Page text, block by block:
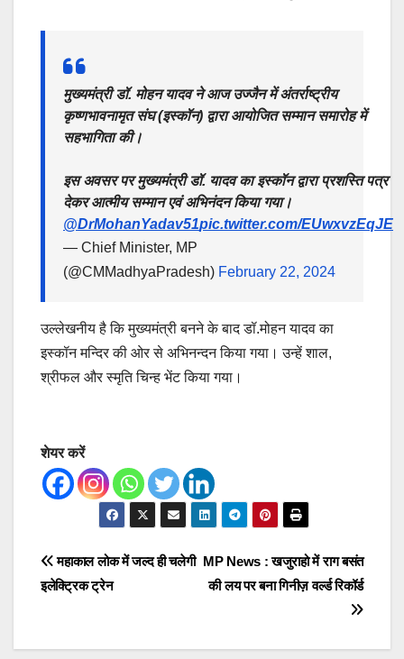
मुख्यमंत्री डॉ. मोहन यादव ने आज उज्जैन में अंतर्राष्ट्रीय
कृष्णभावनामृत संघ (इस्कॉन) द्वारा आयोजित सम्मान समारोह में
सहभागिता की।
इस अवसर पर मुख्यमंत्री डॉ. यादव का इस्कॉन द्वारा प्रशस्ति पत्र
देकर आत्मीय सम्मान एवं अभिनंदन किया गया।
@DrMohanYadav51pic.twitter.com/EUwxvzEqJE
— Chief Minister, MP
(@CMMadhyaPradesh) February 22, 2024
उल्लेखनीय है कि मुख्यमंत्री बनने के बाद डॉ.मोहन यादव का
इस्कॉन मन्दिर की ओर से अभिनन्दन किया गया। उन्हें शाल,
श्रीफल और स्मृति चिन्ह भेंट किया गया।
शेयर करें
Post
navigation
MP News : खजुराहो में राग बसंत
की लय पर बना गिनीज़ वर्ल्ड रिकॉर्ड
महाकाल लोक में जल्द ही चलेगी
इलेक्ट्रिक ट्रेन